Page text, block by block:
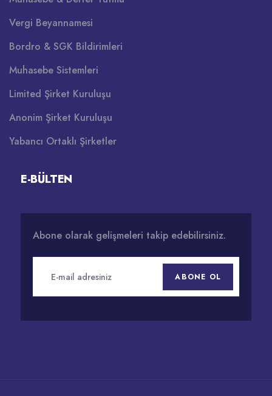
Vergi Beyannamesi
Bordro & SGK Bildirimleri
Muhasebe Sistemleri
Limited Şirket Kuruluşu
Anonim Şirket Kuruluşu
Yabancı Ortaklı Şirketler
E-BÜLTEN
Abone olarak gelişmeleri takip edebilirsiniz.
ABONE OL